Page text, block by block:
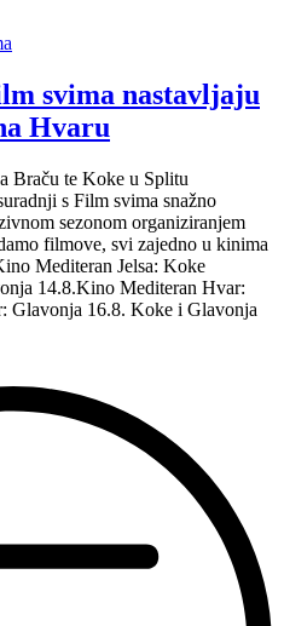
svima nastavljaju
Hvaru
Braču te Koke u Splitu
s Film svima snažno
sezonom organiziranjem
filmove, svi zajedno u kinima
Mediteran Jelsa: Koke
14.8.Kino Mediteran Hvar:
Glavonja 16.8. Koke i Glavonja